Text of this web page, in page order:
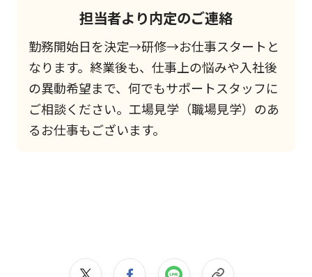
担当者より内定のご連絡
勤務開始日を決定→研修→お仕事スタートと
なります。終業後も、仕事上の悩みや入社後
の異動希望まで、何でもサポートスタッフに
ご相談ください。工場見学（職場見学）のあ
るお仕事もございます。